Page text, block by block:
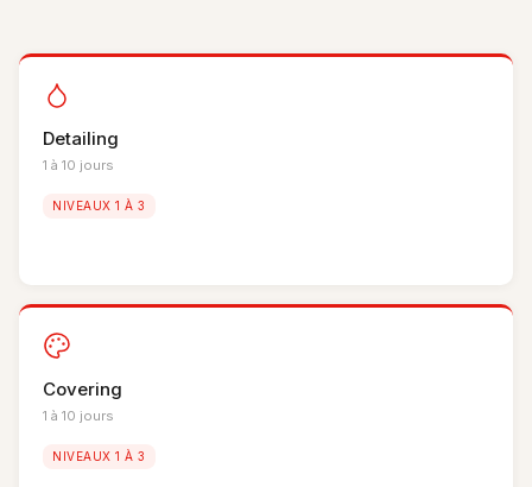
Detailing
1 à 10 jours
NIVEAUX 1 À 3
Covering
1 à 10 jours
NIVEAUX 1 À 3